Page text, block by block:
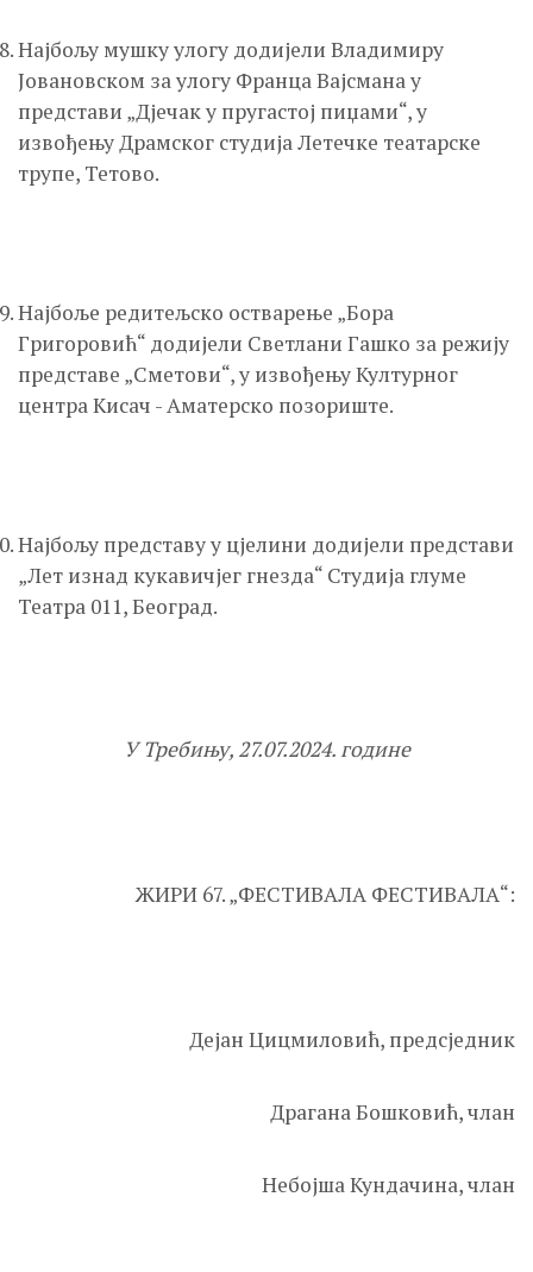
Најбољу мушку улогу додијели Владимиру
Јовановском за улогу Франца Вајсмана у
представи „Дјечак у пругастој пиџами“, у
извођењу Драмског студија Летeчке театарске
трупе, Тетово.
Најбоље редитељско остварење „Бора
Григоровић“ додијели Светлани Гашко за режију
представе „Сметови“, у извођењу Културног
центра Кисач - Аматерско позориште.
Најбољу представу у цјелини додијели представи
„Лет изнад кукавичјег гнезда“ Студија глуме
Театра 011, Београд.
У Требињу, 27.07.2024. године
ЖИРИ 67. „ФЕСТИВАЛА ФЕСТИВАЛА“:
Дејан Цицмиловић, предсједник
Драгана Бошковић, члан
Небојша Кундачина, члан